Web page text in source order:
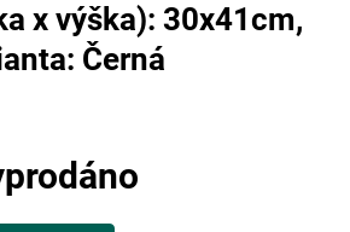
x výška): 30x41cm,
Černá